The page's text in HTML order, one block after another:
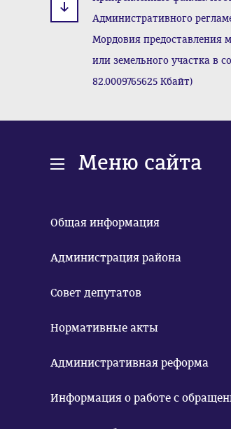
Административного
Мордовия предоставления
или земельного участка в
82.0009765625 Кбайт)
Меню сайта
Общая информация
Администрация района
Совет депутатов
Нормативные акты
Административная реформа
Информация о работе с